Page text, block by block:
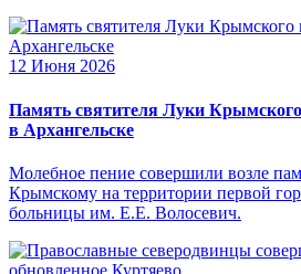
12 Июня 2026
Память святителя Луки
в Архангельске
Молебное пение совершили возле
Крымскому на территории первой
больницы им. Е.Е. Волосевич.